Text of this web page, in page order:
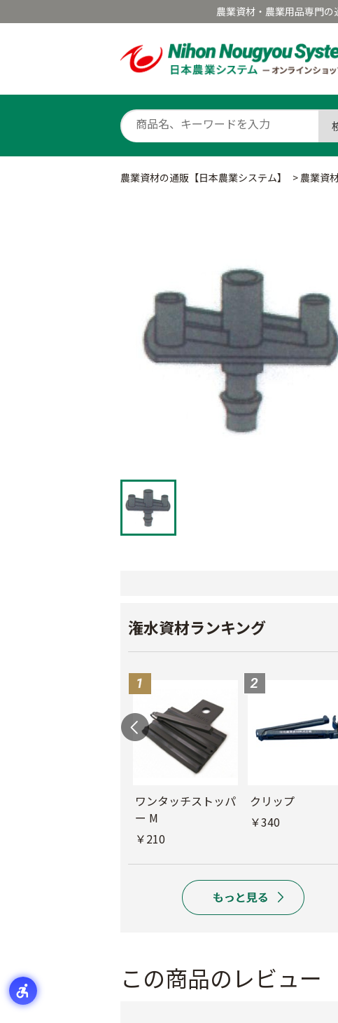
農業資材・農業用品専門の
農業資材の通販【日本農業システム】 > 農業資
潅水資材ランキング
ワンタッチストッパ
ー M
￥210
クリップ
￥340
この商品のレビュー